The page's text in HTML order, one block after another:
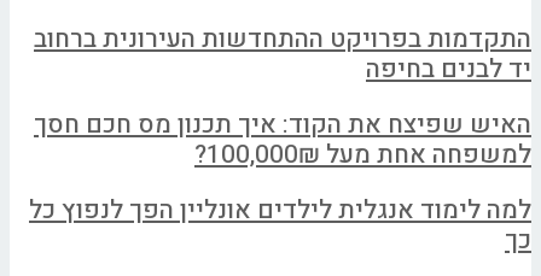
התקדמות בפרויקט ההתחדשות העירונית ברחוב
יד לבנים בחיפה
האיש שפיצח את הקוד: איך תכנון מס חכם חסך
למשפחה אחת מעל 100,000₪?
למה לימוד אנגלית לילדים אונליין הפך לנפוץ כל
כך